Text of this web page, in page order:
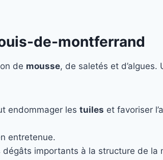
de-montferrand
de mousse, de saletés et d’algues.
endommager les tuiles et favoriser
entretenue.
dégâts importants à la structure de la